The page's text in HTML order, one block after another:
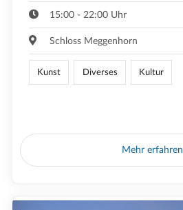
15:00 - 22:00 Uhr
Schloss Meggenhorn
Kunst Diverses Kultur
Mehr erfahren